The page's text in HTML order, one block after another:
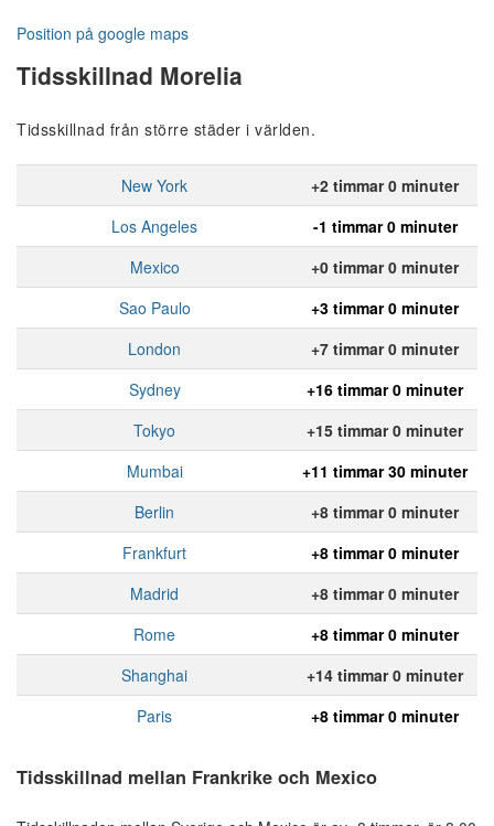
Position på google maps
Tidsskillnad Morelia
Tidsskillnad från större städer i världen.
New York
+2 timmar 0 minuter
Los Angeles
-1 timmar 0 minuter
Mexico
+0 timmar 0 minuter
Sao Paulo
+3 timmar 0 minuter
London
+7 timmar 0 minuter
Sydney
+16 timmar 0 minuter
Tokyo
+15 timmar 0 minuter
Mumbai
+11 timmar 30 minuter
Berlin
+8 timmar 0 minuter
Frankfurt
+8 timmar 0 minuter
Madrid
+8 timmar 0 minuter
Rome
+8 timmar 0 minuter
Shanghai
+14 timmar 0 minuter
Paris
+8 timmar 0 minuter
Tidsskillnad mellan Frankrike och Mexico